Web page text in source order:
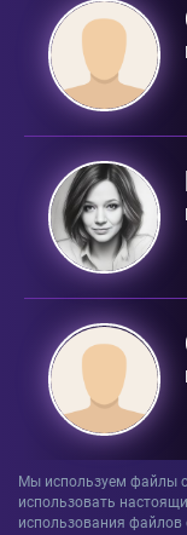
Мы используем файлы
использовать
использования файлов